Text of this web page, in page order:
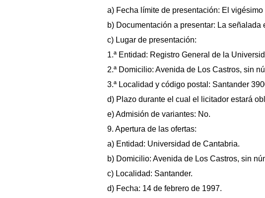
a) Fecha límite de presentación: El
b) Documentación a presentar: La
c) Lugar de presentación:
1.ª Entidad: Registro General de la
2.ª Domicilio: Avenida de Los Castros, sin
3.ª Localidad y código postal: Santander
d) Plazo durante el cual el licitador estará
e) Admisión de variantes: No.
9. Apertura de las ofertas:
a) Entidad: Universidad de Cantabria.
b) Domicilio: Avenida de Los Castros, sin
c) Localidad: Santander.
d) Fecha: 14 de febrero de 1997.